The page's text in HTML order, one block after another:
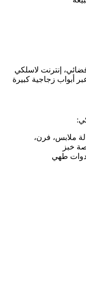
إنترنت لاسلكي
أبواب زجاجية كبيرة
ملابس، فرن،